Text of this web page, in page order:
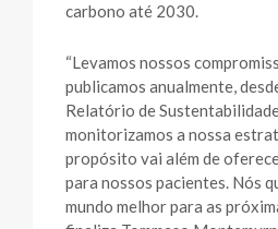
carbono até 2030.
“Levamos nossos
publicamos anualmente,
Relatório de
monitorizamos a nossa
propósito vai além de
para nossos pacientes. Nós
mundo melhor para as